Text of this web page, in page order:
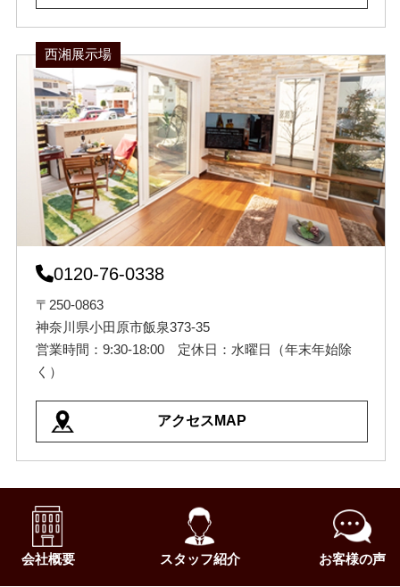
西湘展示場
0120-76-0338
〒250-0863
神奈川県小田原市飯泉373-35
営業時間：9:30-18:00 定休日：水曜日（年末年始除
く）
アクセスMAP
会社概要 スタッフ紹介 お客様の声